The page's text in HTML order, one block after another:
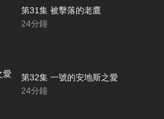
第31集 被擊落的老鷹
24分鐘
第32集 一號的安地斯之愛
24分鐘